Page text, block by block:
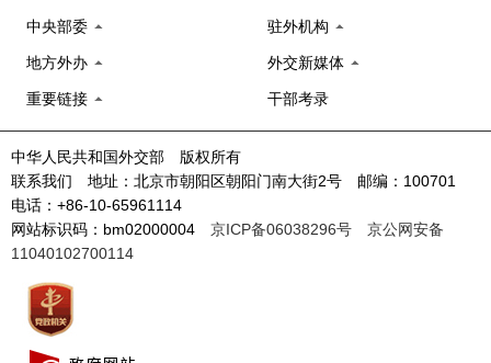
中央部委 驻外机构
地方外办 外交新媒体
重要链接 干部考录
中华人民共和国外交部 版权所有
联系我们 地址：北京市朝阳区朝阳门南大街2号 邮编：100701
电话：+86-10-65961114
网站标识码：bm02000004 京ICP备06038296号
京公网安备
11040102700114